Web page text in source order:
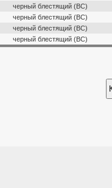
черный блестящий (ВС)
черный блестящий (ВС)
черный блестящий (ВС)
черный блестящий (ВС)